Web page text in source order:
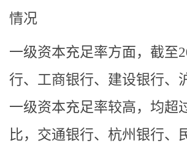
情况
一级资本充足率方面，截至
行、工商银行、建设银行、
一级资本充足率较高，均超
比，交通银行、杭州银行、